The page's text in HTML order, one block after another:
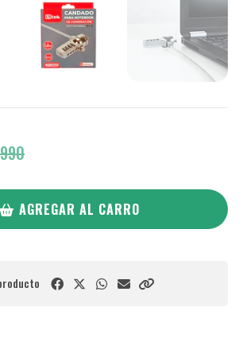
AGREGAR AL CARRO